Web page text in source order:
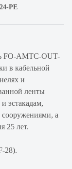
PE
FO-AMTC-OUT-
в кабельной
и
ленты
эстакадам,
а
25 лет.
28).